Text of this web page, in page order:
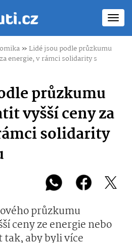
»Lidé jsou podle průzkumu
energie, v rámci solidarity s
průzkumu
vyšší ceny za
solidarity
průzkumu
ceny ze energie nebo
aby byli více